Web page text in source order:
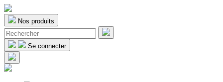
Nos produits
Se connecter